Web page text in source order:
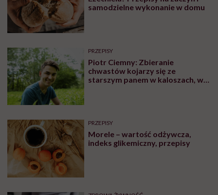
samodzielne wykonanie w domu
PRZEPISY
Piotr Ciemny: Zbieranie
chwastów kojarzy się ze
starszym panem w kaloszach, w
PRZEPISY
Morele – wartość odżywcza,
indeks glikemiczny, przepisy